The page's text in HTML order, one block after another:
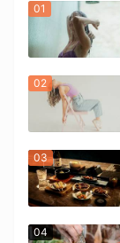
01
02
03
04